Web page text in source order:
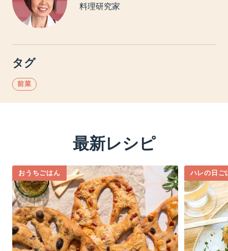
料理研究家
タグ
前菜
最新レシピ
おうちごはん ハレの日ご